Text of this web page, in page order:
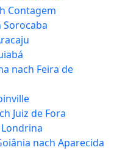
Contagem
Sorocaba
nach Feira de
Juiz de Fora
nach Aparecida